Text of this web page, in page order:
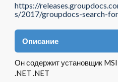
https://
s/2017/groupdocs-search-
Описание
Он содержит установщик
.NET .NET